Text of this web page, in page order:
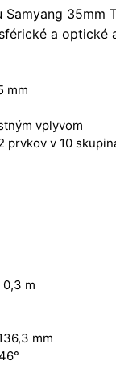
35mm
a optické
mm
vplyvom
prvkov v 10
m
mm